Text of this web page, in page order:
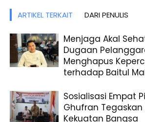
ARTIKEL TERKAIT DARI PENULIS
Menjaga Akal
Dugaan
Menghapus
terhadap Baitul
Sosialisasi Empat
Ghufran
Kekuatan Bangsa